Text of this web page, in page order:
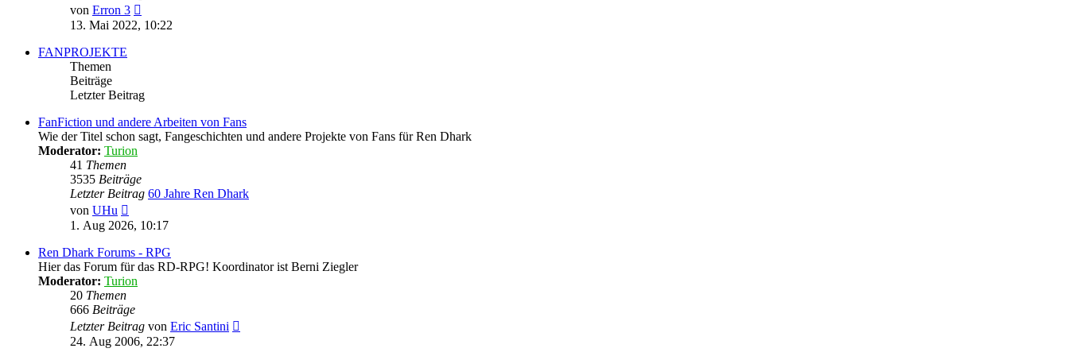
von Erron 3
Beitrag
13. Mai 2022, 10:22
FANPROJEKTE
Themen
Beiträge
Letzter Beitrag
FanFiction und andere Arbeiten von Fans
Wie der Titel schon sagt, Fangeschichten und andere Projekte von Fans für Ren Dhark
Moderator: Turion
41 Themen
3535 Beiträge
Letzter Beitrag 60 Jahre Ren Dhark
von UHu
Beitrag
1. Aug 2026, 10:17
Ren Dhark Forums - RPG
Hier das Forum für das RD-RPG! Koordinator ist Berni Ziegler
Moderator: Turion
20 Themen
666 Beiträge
Letzter Beitrag von Eric Santini
24. Aug 2006, 22:37